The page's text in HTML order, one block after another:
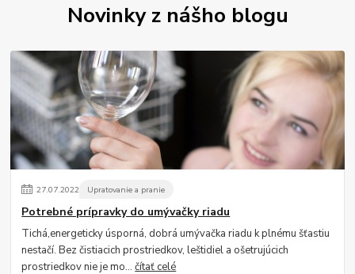
Novinky z nášho blogu
27.07.2022 Upratovanie a pranie
Potrebné prípravky do umývačky riadu
Tichá,energeticky úsporná, dobrá umývačka riadu k plnému šťastiu
nestačí. Bez čistiacich prostriedkov, leštidiel a ošetrujúcich
prostriedkov nie je mo...čítať celé